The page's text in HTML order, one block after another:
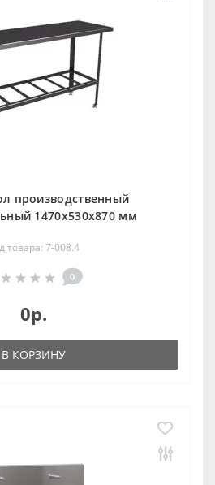
производственный
1470х530х870 мм
товара: 7-008.4
0
0р.
В КОРЗИНУ